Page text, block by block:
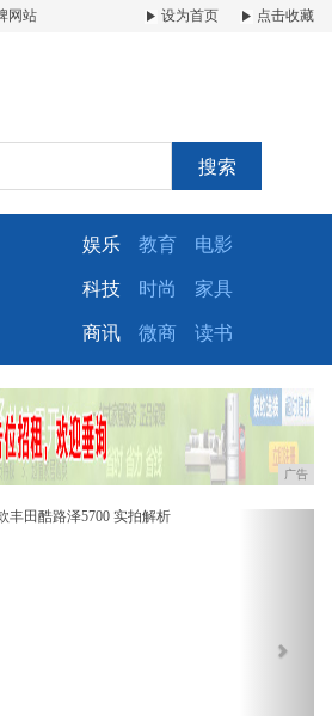
网站 设为首页 点击收藏
搜索
娱乐 教育 电影
科技 时尚 家具
商讯 微商 读书
广告